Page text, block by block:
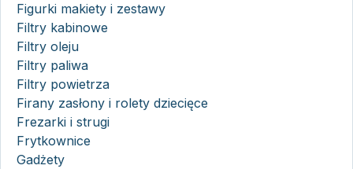
Figurki makiety i zestawy
Filtry kabinowe
Filtry oleju
Filtry paliwa
Filtry powietrza
Firany zasłony i rolety dziecięce
Frezarki i strugi
Frytkownice
Gadżety